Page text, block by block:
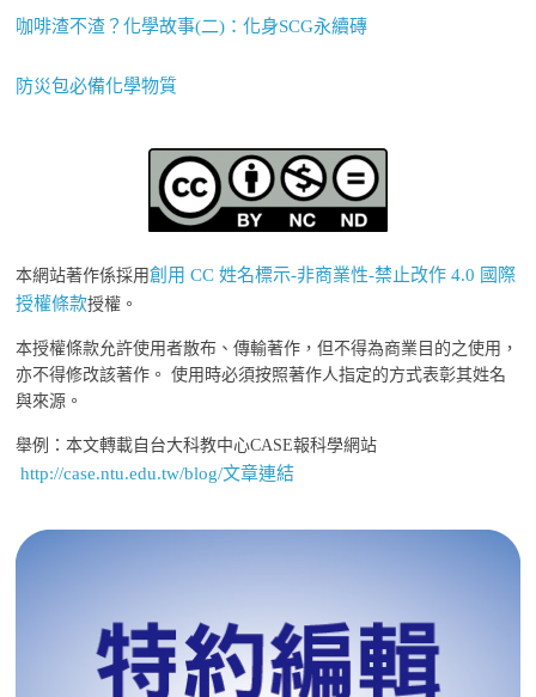
咖啡渣不渣？化學故事(二)：化身SCG永續磚
防災包必備化學物質
本網站著作係採用創用 CC 姓名標示-非商業性-禁止改作 4.0 國際
授權條款授權。
本授權條款允許使用者散布、傳輸著作，但不得為商業目的之使用，
亦不得修改該著作。 使用時必須按照著作人指定的方式表彰其姓名
與來源。
舉例：本文轉載自台大科教中心CASE報科學網站
http://case.ntu.edu.tw/blog/文章連結